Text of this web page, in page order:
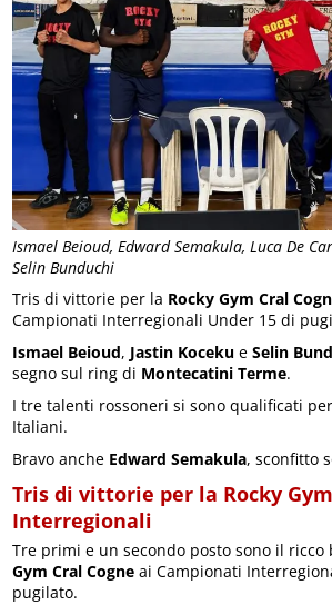
Ismael Beioud, Edward Semakula, Luca De
Selin Bunduchi
Tris di vittorie per la Rocky Gym Cral
Campionati Interregionali Under 15 di
Ismael Beioud, Jastin Koceku eSelin
segno sul ring di Montecatini Terme.
I tre talenti rossoneri si sono qualificati
Italiani.
Bravo anche Edward Semakula, sconfitto
Tris di vittorie per la Rocky
Interregionali
Tre primi e un secondo posto sono il ricco
Gym Cral Cogne ai Campionati
pugilato.